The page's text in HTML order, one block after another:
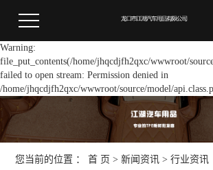
Warning:
file_put_contents(/home/jhqcdjfh2qxc/wwwroot/
failed to open stream: Permission denied in
/home/jhqcdjfh2qxc/wwwroot/source/model/
您当前的位置 ：首 页 >新闻资讯 >行业资讯